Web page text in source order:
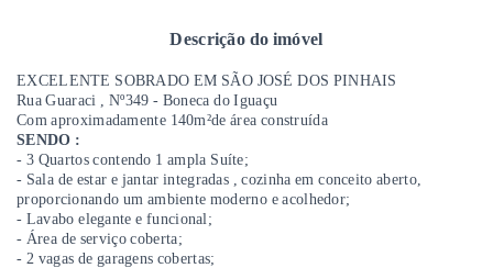
Descrição do imóvel
EXCELENTE SOBRADO EM SÃO JOSÉ DOS PINHAIS
Rua Guaraci , Nº349 - Boneca do Iguaçu
Com aproximadamente 140m²de área construída
SENDO :
- 3 Quartos contendo 1 ampla Suíte;
- Sala de estar e jantar integradas , cozinha em conceito aberto,
proporcionando um ambiente moderno e acolhedor;
- Lavabo elegante e funcional;
- Área de serviço coberta;
- 2 vagas de garagens cobertas;